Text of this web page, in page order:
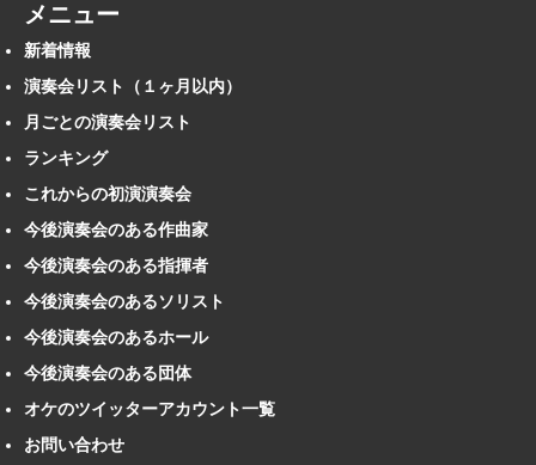
メニュー
新着情報
演奏会リスト（１ヶ月以内）
月ごとの演奏会リスト
ランキング
これからの初演演奏会
今後演奏会のある作曲家
今後演奏会のある指揮者
今後演奏会のあるソリスト
今後演奏会のあるホール
今後演奏会のある団体
オケのツイッターアカウント一覧
お問い合わせ